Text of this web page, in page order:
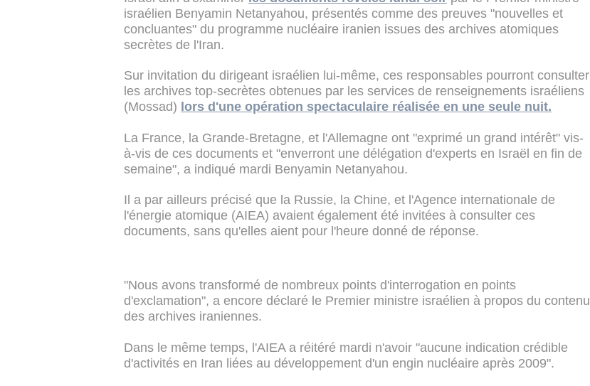
israélien Benyamin Netanyahou, présentés comme des preuves "nouvelles et
concluantes" du programme nucléaire iranien issues des archives atomiques
secrètes de l'Iran.
Sur invitation du dirigeant israélien lui-même, ces responsables pourront consulter
les archives top-secrètes obtenues par les services de renseignements israéliens
(Mossad) lors d'une opération spectaculaire réalisée en une seule nuit.
La France, la Grande-Bretagne, et l'Allemagne ont "exprimé un grand intérêt" vis-
à-vis de ces documents et "enverront une délégation d'experts en Israël en fin de
semaine", a indiqué mardi Benyamin Netanyahou.
Il a par ailleurs précisé que la Russie, la Chine, et l'Agence internationale de
l'énergie atomique (AIEA) avaient également été invitées à consulter ces
documents, sans qu'elles aient pour l'heure donné de réponse.
"Nous avons transformé de nombreux points d'interrogation en points
d'exclamation", a encore déclaré le Premier ministre israélien à propos du contenu
des archives iraniennes.
Dans le même temps, l'AIEA a réitéré mardi n'avoir "aucune indication crédible
d'activités en Iran liées au développement d'un engin nucléaire après 2009".